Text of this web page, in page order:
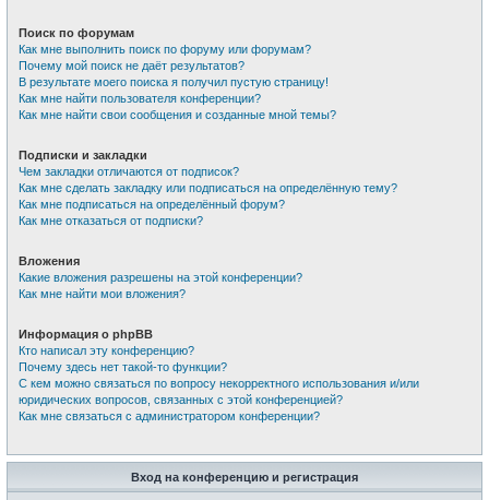
Поиск по форумам
Как мне выполнить поиск по форуму или форумам?
Почему мой поиск не даёт результатов?
В результате моего поиска я получил пустую страницу!
Как мне найти пользователя конференции?
Как мне найти свои сообщения и созданные мной темы?
Подписки и закладки
Чем закладки отличаются от подписок?
Как мне сделать закладку или подписаться на определённую тему?
Как мне подписаться на определённый форум?
Как мне отказаться от подписки?
Вложения
Какие вложения разрешены на этой конференции?
Как мне найти мои вложения?
Информация о phpBB
Кто написал эту конференцию?
Почему здесь нет такой-то функции?
С кем можно связаться по вопросу некорректного использования и/или
юридических вопросов, связанных с этой конференцией?
Как мне связаться с администратором конференции?
Вход на конференцию и регистрация